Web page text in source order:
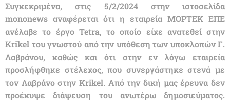
Συγκεκριμένα, στις 5/2/2024 στην ιστοσελίδα
mononews αναφέρεται ότι η εταιρεία ΜΟΡΤΕΚ ΕΠΕ
ανέλαβε το έργο Tetra, το οποίο είχε ανατεθεί στην
Krikel του γνωστού από την υπόθεση των υποκλοπών Γ.
Λαβράνου, καθώς και ότι στην εν λόγω εταιρεία
προσλήφθηκε στέλεχος, που συνεργάστηκε στενά με
τον Λαβράνο στην Krikel. Από την δική μας έρευνα δεν
προέκυψε διάψευση του ανωτέρω δημοσιεύματος.